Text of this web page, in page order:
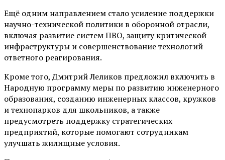
Ещё одним направлением стало усиление поддержки
научно-технической политики в оборонной отрасли,
включая развитие систем ПВО, защиту критической
инфраструктуры и совершенствование технологий
ответного реагирования.
Кроме того, Дмитрий Леликов предложил включить в
Народную программу меры по развитию инженерного
образования, созданию инженерных классов, кружков
и технопарков для школьников, а также
предусмотреть поддержку стратегических
предприятий, которые помогают сотрудникам
улучшать жилищные условия.